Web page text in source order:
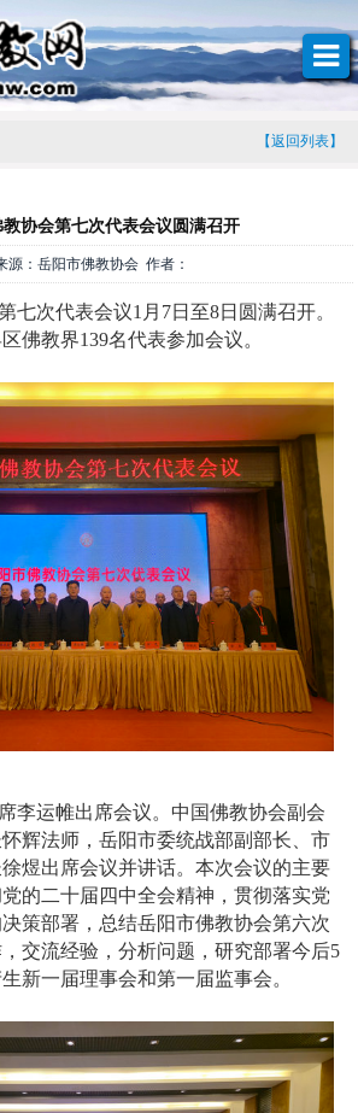
【返回列表】
协会第七次代表会议圆满召开
源：岳阳市佛教协会 作者：
次代表会议1月7日至8日圆满召开。
佛教界139名代表参加会议。
李运帷出席会议。中国佛教协会副会
辉法师，岳阳市委统战部副部长、市
煜出席会议并讲话。本次会议的主要
的二十届四中全会精神，贯彻落实党
策部署，总结岳阳市佛教协会第六次
交流经验，分析问题，研究部署今后5
新一届理事会和第一届监事会。